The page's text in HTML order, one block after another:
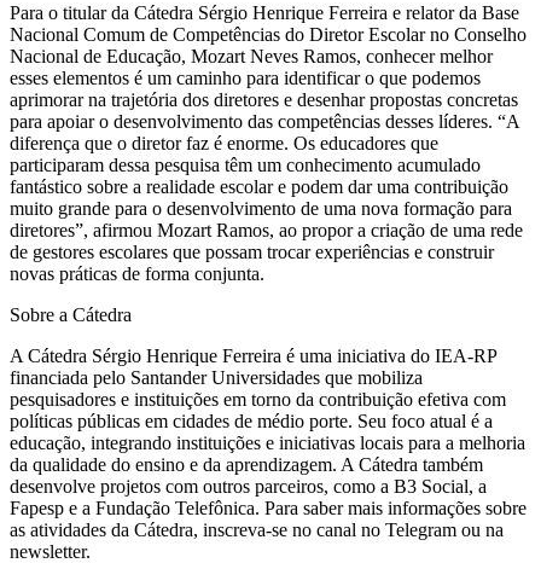
Para o titular da Cátedra Sérgio Henrique Ferreira e relator da Base
Nacional Comum de Competências do Diretor Escolar no Conselho
Nacional de Educação, Mozart Neves Ramos, conhecer melhor
esses elementos é um caminho para identificar o que podemos
aprimorar na trajetória dos diretores e desenhar propostas concretas
para apoiar o desenvolvimento das competências desses líderes. “A
diferença que o diretor faz é enorme. Os educadores que
participaram dessa pesquisa têm um conhecimento acumulado
fantástico sobre a realidade escolar e podem dar uma contribuição
muito grande para o desenvolvimento de uma nova formação para
diretores”, afirmou Mozart Ramos, ao propor a criação de uma rede
de gestores escolares que possam trocar experiências e construir
novas práticas de forma conjunta.
Sobre a Cátedra
A Cátedra Sérgio Henrique Ferreira é uma iniciativa do IEA-RP
financiada pelo Santander Universidades que mobiliza
pesquisadores e instituições em torno da contribuição efetiva com
políticas públicas em cidades de médio porte. Seu foco atual é a
educação, integrando instituições e iniciativas locais para a melhoria
da qualidade do ensino e da aprendizagem. A Cátedra também
desenvolve projetos com outros parceiros, como a B3 Social, a
Fapesp e a Fundação Telefônica. Para saber mais informações sobre
as atividades da Cátedra, inscreva-se no canal no Telegram ou na
newsletter.